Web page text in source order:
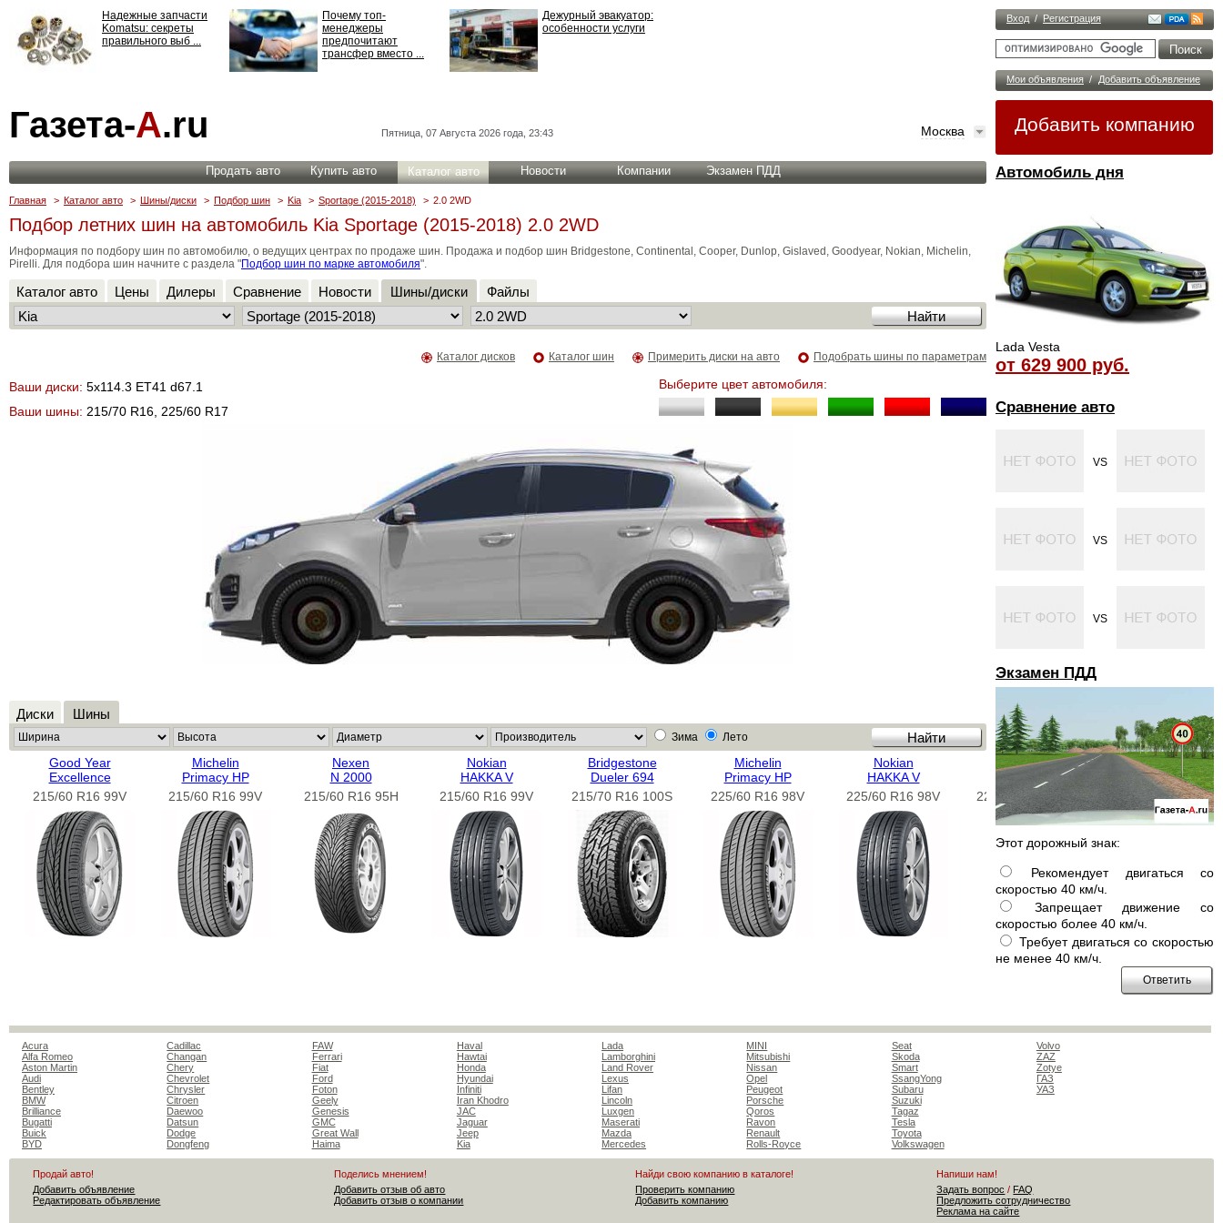
Вход / Регистрация
Мои объявления / Добавить объявление
Добавить компанию
Автомобиль дня
Lada Vesta
от 629 900 руб.
Сравнение авто
VS
VS
VS
Экзамен ПДД
Этот дорожный знак:
Рекомендует двигаться со
скоростью 40 км/ч.
Запрещает движение со
скоростью более 40 км/ч.
Требует двигаться со скоростью
не менее 40 км/ч.
Надежные запчасти
Komatsu: секреты
правильного выб ...
Почему топ-
менеджеры
предпочитают
трансфер вместо ...
Дежурный эвакуатор:
особенности услуги
ответственности: все,
что нужно знать ...
Газета-А.ru Пятница, 07 Августа 2026 года, 23:43 Москва
Продать авто Купить авто Каталог авто Новости Компании Экзамен ПДД
Главная > Каталог авто > Шины/диски > Подбор шин > Kia > Sportage (2015-2018) > 2.0 2WD
Подбор летних шин на автомобиль Kia Sportage (2015-2018) 2.0 2WD
Информация по подбору шин по автомобилю, о ведущих центрах по продаже шин. Продажа и подбор шин Bridgestone, Continental, Cooper, Dunlop, Gislaved, Goodyear, Nokian, Michelin,
Pirelli. Для подбора шин начните с раздела "Подбор шин по марке автомобиля".
Каталог авто Цены Дилеры Сравнение Новости Шины/диски Файлы
Подобрать шины по параметрам
Примерить диски на авто
Каталог шин
Каталог дисков
Ваши диски: 5x114.3 ET41 d67.1
Ваши шины: 215/70 R16, 225/60 R17
Выберите цвет автомобиля:
Диски Шины
Зима Лето
Good Year
Excellence
215/60 R16 99V
Michelin
Primacy HP
215/60 R16 99V
Nexen
N 2000
215/60 R16 95H
Nokian
HAKKA V
215/60 R16 99V
Bridgestone
Dueler 694
215/70 R16 100S
Michelin
Primacy HP
225/60 R16 98V
Nokian
HAKKA V
225/60 R16 98V
Nokian
225/60 R16 102W
Michelin
Pilot Primacy TL
225/60 R17 99W
Acura
Alfa Romeo
Aston Martin
Audi
Bentley
BMW
Brilliance
Bugatti
Buick
BYD
Cadillac
Changan
Chery
Chevrolet
Chrysler
Citroen
Daewoo
Datsun
Dodge
Dongfeng
FAW
Ferrari
Fiat
Ford
Foton
Geely
Genesis
GMC
Great Wall
Haima
Haval
Hawtai
Honda
Hyundai
Infiniti
Iran Khodro
JAC
Jaguar
Jeep
Kia
Lada
Lamborghini
Land Rover
Lexus
Lifan
Lincoln
Luxgen
Maserati
Mazda
Mercedes
MINI
Mitsubishi
Nissan
Opel
Peugeot
Porsche
Qoros
Ravon
Renault
Rolls-Royce
Seat
Skoda
Smart
SsangYong
Subaru
Suzuki
Tagaz
Tesla
Toyota
Volkswagen
Volvo
ZAZ
Zotye
ГАЗ
УАЗ
Продай авто!
Добавить объявление
Редактировать объявление
Поделись мнением!
Добавить отзыв об авто
Добавить отзыв о компании
Найди свою компанию в каталоге!
Проверить компанию
Добавить компанию
Напиши нам!
Задать вопрос / FAQ
Предложить сотрудничество
Реклама на сайте